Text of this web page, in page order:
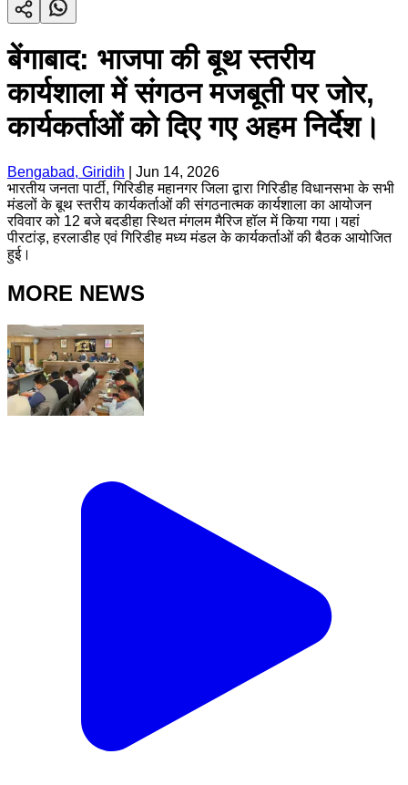
बेंगाबाद: भाजपा की बूथ स्तरीय
कार्यशाला में संगठन मजबूती पर जोर,
कार्यकर्ताओं को दिए गए अहम निर्देश।
Bengabad, Giridih
Jun 14, 2026
भारतीय जनता पार्टी, गिरिडीह महानगर जिला द्वारा गिरिडीह विधानसभा के सभी
मंडलों के बूथ स्तरीय कार्यकर्ताओं की संगठनात्मक कार्यशाला का आयोजन
रविवार को 12 बजे बदडीहा स्थित मंगलम मैरिज हॉल में किया गया।यहां
पीरटांड़, हरलाडीह एवं गिरिडीह मध्य मंडल के कार्यकर्ताओं की बैठक आयोजित
हुई।
MORE NEWS